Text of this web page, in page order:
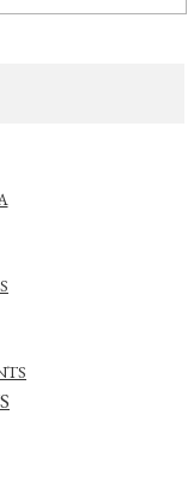
anteriors >>